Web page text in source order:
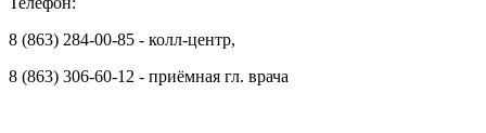
8 (863) 284-00-85 - колл-центр,
8 (863) 306-60-12 - приёмная гл. врача